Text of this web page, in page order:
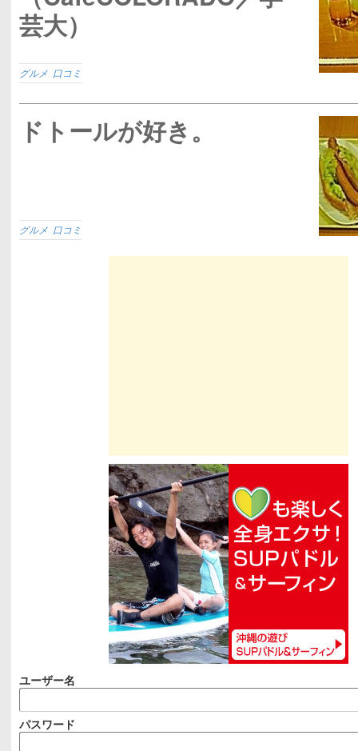
芸大）
グルメ 口コミ
ドトールが好き。
グルメ 口コミ
ユーザー名
パスワード